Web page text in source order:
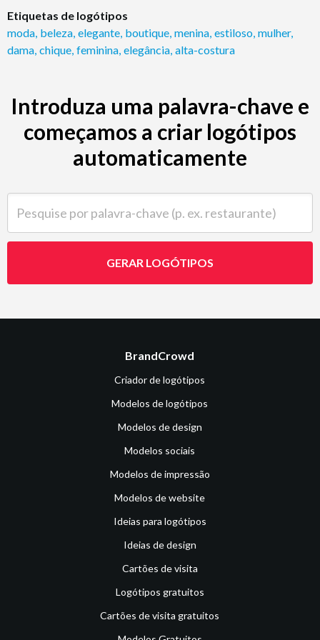
Etiquetas de logótipos
moda beleza elegante boutique menina estiloso mulher,
dama chique feminina elegância alta-costura
Introduza uma palavra-chave e
começamos a criar logótipos
automaticamente
GERAR LOGÓTIPOS
BrandCrowd
Criador de logótipos
Modelos de logótipos
Modelos de design
Modelos sociais
Modelos de impressão
Modelos de website
Ideias para logótipos
Ideias de design
Cartões de visita
Logótipos gratuitos
Cartões de visita gratuitos